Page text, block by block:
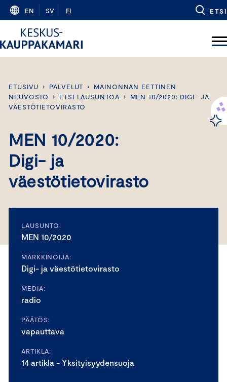
Skip
content
EN SV FI ETSI
ETUSIVU › PALVELUT ›
MAINONNAN EETTINEN
NEUVOSTO
› ETSI LAUSUNTOA ›
MEN 10/2020: DIGI- JA
VÄESTÖTIETOVIRASTO
MEN 10/2020:
Digi- ja
väestötietovirasto
LAUSUNTO:
MEN 10/2020
MARKKINOIJA:
Digi- ja väestötietovirasto
MEDIA:
radio
PÄÄTÖS:
vapauttava
ARTIKLA:
14 artikla - Yksityisyydensuoja